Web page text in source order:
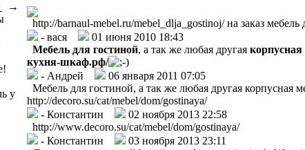
→
у
http://barnaul-mebel.ru/mebel_dlja_gostinoj/ на заказ мебель
- вася
01 июня 2010 18:43
Мебель для гостиной, а так же любая другая корпусная
кухня-шкаф.рф/
- Андрей
06 января 2011 07:05
Мебель для гостиной, а так же любая другая корпусная
http://decoro.su/cat/mebel/dom/gostinaya/
- Константин
02 ноября 2013 22:58
http://www.decoro.su/cat/mebel/dom/gostinaya/
- Константин
03 ноября 2013 23:11